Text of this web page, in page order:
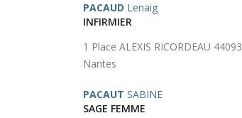
PACAUD Lenaig
INFIRMIER
1 Place ALEXIS RICORDEAU 44093
Nantes
PACAUT SABINE
SAGE FEMME